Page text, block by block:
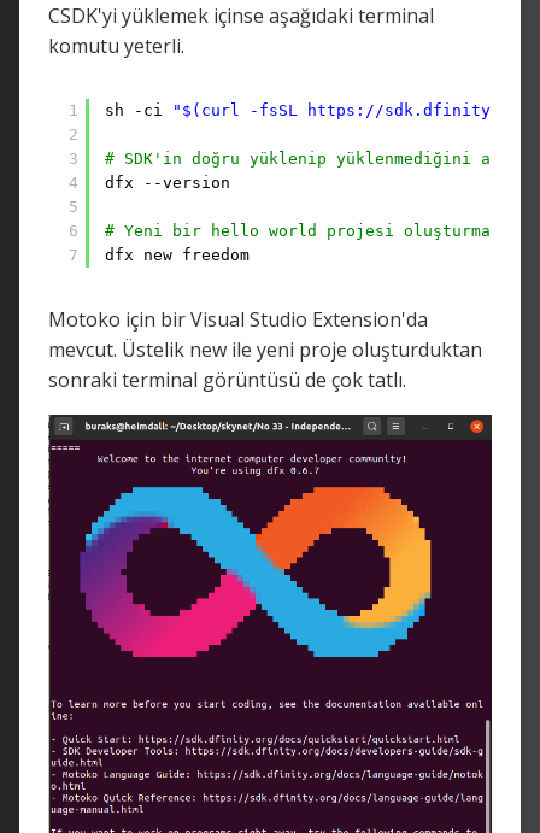
CSDK'yi yüklemek içinse aşağıdaki terminal
komutu yeterli.
1
2
3
4
5
6
7
sh -ci "$(curl -fsSL https://
# SDK'in doğru yüklenip yüklenmediğini
dfx --version
# Yeni bir hello world projesi oluşturmak
dfx new freedom
Motoko için bir Visual Studio Extension'da
mevcut. Üstelik new ile yeni proje oluşturduktan
sonraki terminal görüntüsü de çok tatlı.